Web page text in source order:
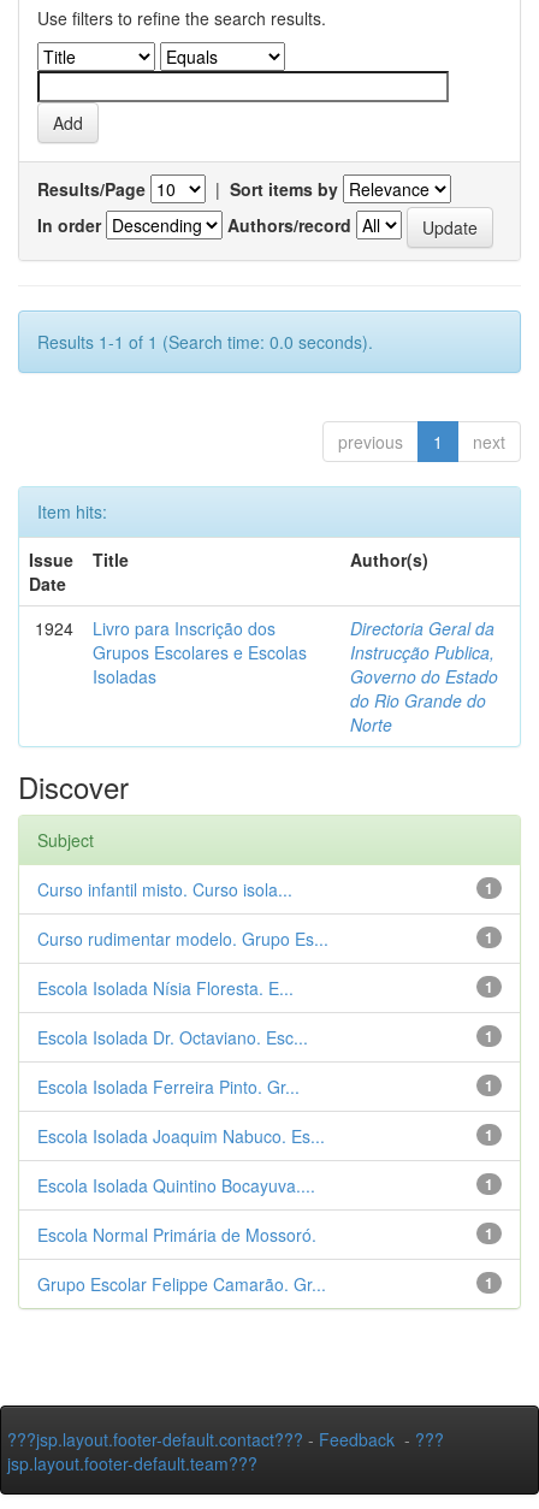
Use filters to refine the search results.
Results/Page | Sort items by
In order
Authors/record
Results 1-1 of 1 (Search time: 0.0 seconds).
previous 1 next
Item hits:
Issue
Date
Title Author(s)
1924
Livro para Inscrição dos
Grupos Escolares e Escolas
Isoladas
Directoria Geral da
Instrucção Publica,
Governo do Estado
do Rio Grande do
Norte
Discover
Subject
1
Curso infantil misto. Curso isola...
1
Curso rudimentar modelo. Grupo Es...
1
Escola Isolada Nísia Floresta. E...
1
Escola Isolada Dr. Octaviano. Esc...
1
Escola Isolada Ferreira Pinto. Gr...
1
Escola Isolada Joaquim Nabuco. Es...
1
Escola Isolada Quintino Bocayuva....
1
Escola Normal Primária de Mossoró.
1
Grupo Escolar Felippe Camarão. Gr...
???jsp.layout.footer-default.contact??? - Feedback - ???
jsp.layout.footer-default.team???